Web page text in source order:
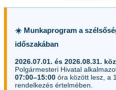
☀️ Munkaprogram a
időszakában
2026.07.01. és 2026.08.31.
Polgármesteri Hivatal
07:00–15:00 óra között lesz, a
rendelkezés értelmében.